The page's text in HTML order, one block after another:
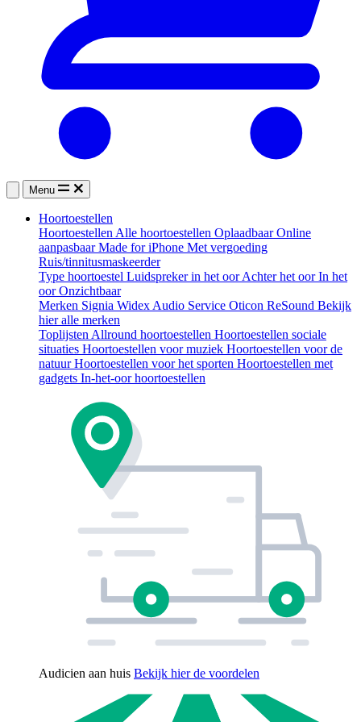
Menu
Hoortoestellen
Hoortoestellen Alle hoortoestellen OplaadbaarOnline
aanpasbaarMade for iPhone Met vergoeding
Ruis/tinnitusmaskeerder
Type hoortoestel Luidspreker in het oorAchter het oorIn het
oorOnzichtbaar
Merken Signia Widex Audio Service Oticon ReSound Bekijk
hier alle merken
Toplijsten Allround hoortoestellen Hoortoestellen sociale
situaties Hoortoestellen voor muziek Hoortoestellen voor de
natuurHoortoestellen voor het sporten Hoortoestellen met
gadgets In-het-oor hoortoestellen
Audicien aan huis Bekijk hier de voordelen